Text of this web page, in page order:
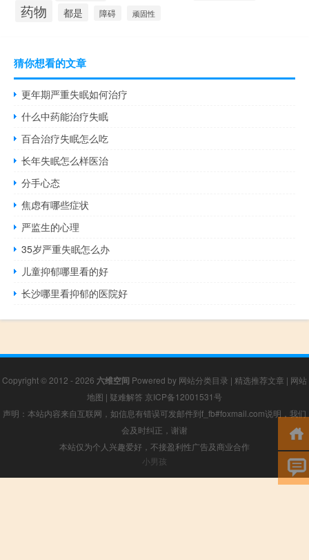
药物 都是 障碍 顽固性
猜你想看的文章
更年期严重失眠如何治疗
什么中药能治疗失眠
百合治疗失眠怎么吃
长年失眠怎么样医治
分手心态
焦虑有哪些症状
严监生的心理
35岁严重失眠怎么办
儿童抑郁哪里看的好
长沙哪里看抑郁的医院好
Copyright © 2012 - 2026 六维空间 Powered by 网站分类目录 | 精选推荐文章 | 网站
地图 | 疑难解答 京ICP备12001531号
声明：本站内容来自互联网，如信息有错误可发邮件到f_fb#foxmail.com说明，我们
会及时纠正，谢谢
本站仅为个人兴趣爱好，不接盈利性广告及商业合作
小男孩